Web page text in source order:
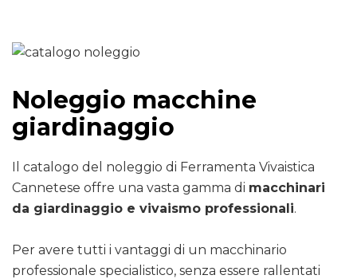
Noleggio macchine
giardinaggio
Il catalogo del noleggio di Ferramenta Vivaistica
Cannetese offre una vasta gamma di macchinari
da giardinaggio e vivaismo professionali.
Per avere tutti i vantaggi di un macchinario
professionale specialistico, senza essere rallentati